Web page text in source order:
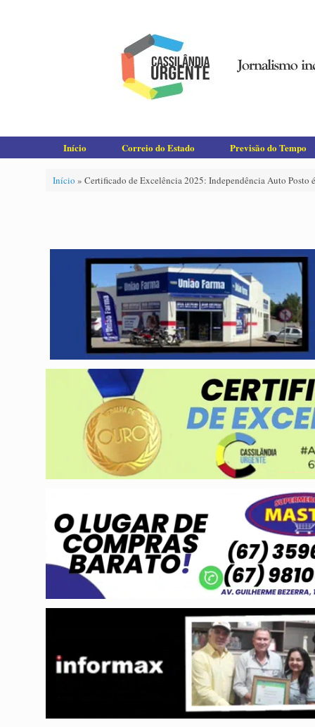
Início Correio do Estado Previsão do Tempo
Início » Certificado de Excelência 2025: Independência Auto Posto